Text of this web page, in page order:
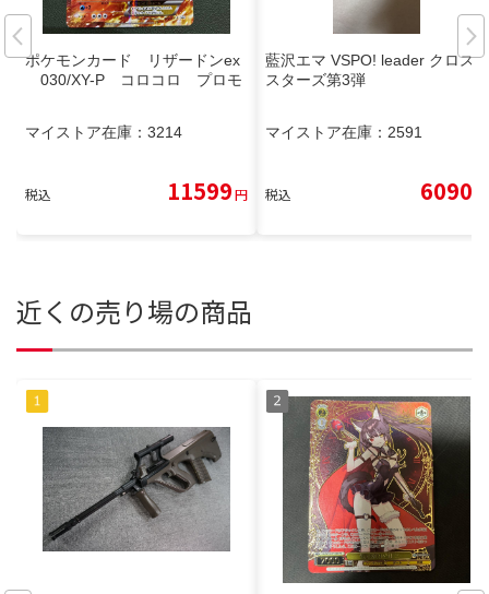
ポケモンカード リザードンex
030/XY-P コロコロ プロモ
マイストア在庫： 3214
税込 11599円
藍沢エマ VSPO! leader クロス
スターズ第3弾
マイストア在庫： 2591
税込 6090
近くの売り場の商品